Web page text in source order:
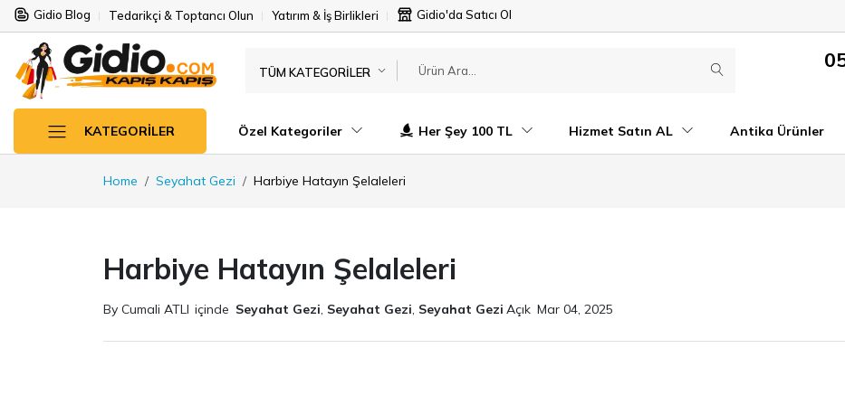
Gidio Blog Tedarikçi & Toptancı Olun Yatırım & İş Birlikleri Gidio'da Satıcı Ol
TÜM KATEGORILER
KATEGORILER Özel Kategoriler Her Şey 100 TL Hizmet Satın AL Antika Ürünler
Home Seyahat Gezi Harbiye Hatayın Şelaleleri
Harbiye Hatayın Şelaleleri
By Cumali ATLI içinde Seyahat Gezi Seyahat Gezi Seyahat Gezi Açık Mar 04, 2025